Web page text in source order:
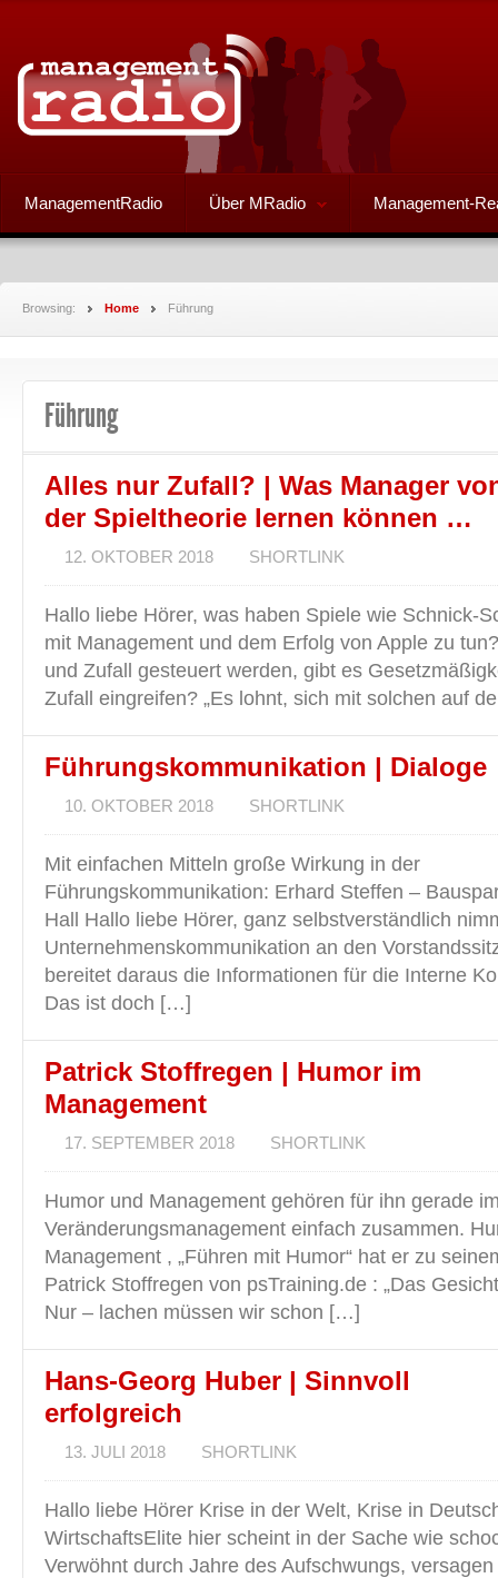
ManagementRadio Über MRadio Management-
Browsing: Home Führung
Führung
Alles nur Zufall? | Was Manager
der Spieltheorie lernen können …
12. OKTOBER 2018 SHORTLINK
Hallo liebe Hörer, was haben Spiele wie Schnick-
mit Management und dem Erfolg von Apple zu
und Zufall gesteuert werden, gibt es
Zufall eingreifen? „Es lohnt, sich mit solchen auf
Führungskommunikation | Dialoge
10. OKTOBER 2018 SHORTLINK
Mit einfachen Mitteln große Wirkung in der
Führungskommunikation: Erhard Steffen –
Hall Hallo liebe Hörer, ganz selbstverständlich
Unternehmenskommunikation an den
bereitet daraus die Informationen für die Interne
Das ist doch […]
Patrick Stoffregen | Humor im
Management
17. SEPTEMBER 2018 SHORTLINK
Humor und Management gehören für ihn gerade
Veränderungsmanagement einfach zusammen.
Management , „Führen mit Humor“ hat er zu
Patrick Stoffregen von psTraining.de : „Das
Nur – lachen müssen wir schon […]
Hans-Georg Huber | Sinnvoll
erfolgreich
13. JULI 2018 SHORTLINK
Hallo liebe Hörer Krise in der Welt, Krise in
WirtschaftsElite hier scheint in der Sache wie
Verwöhnt durch Jahre des Aufschwungs,